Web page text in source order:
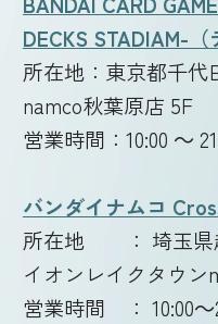
DECKS STADIAM-（
所在地：東京都千代
namco秋葉原店 5F
営業時間：10:00 ～
バンダイナムコ
所在地 ： 埼玉県
イオンレイクタウン
営業時間 ： 10:00～